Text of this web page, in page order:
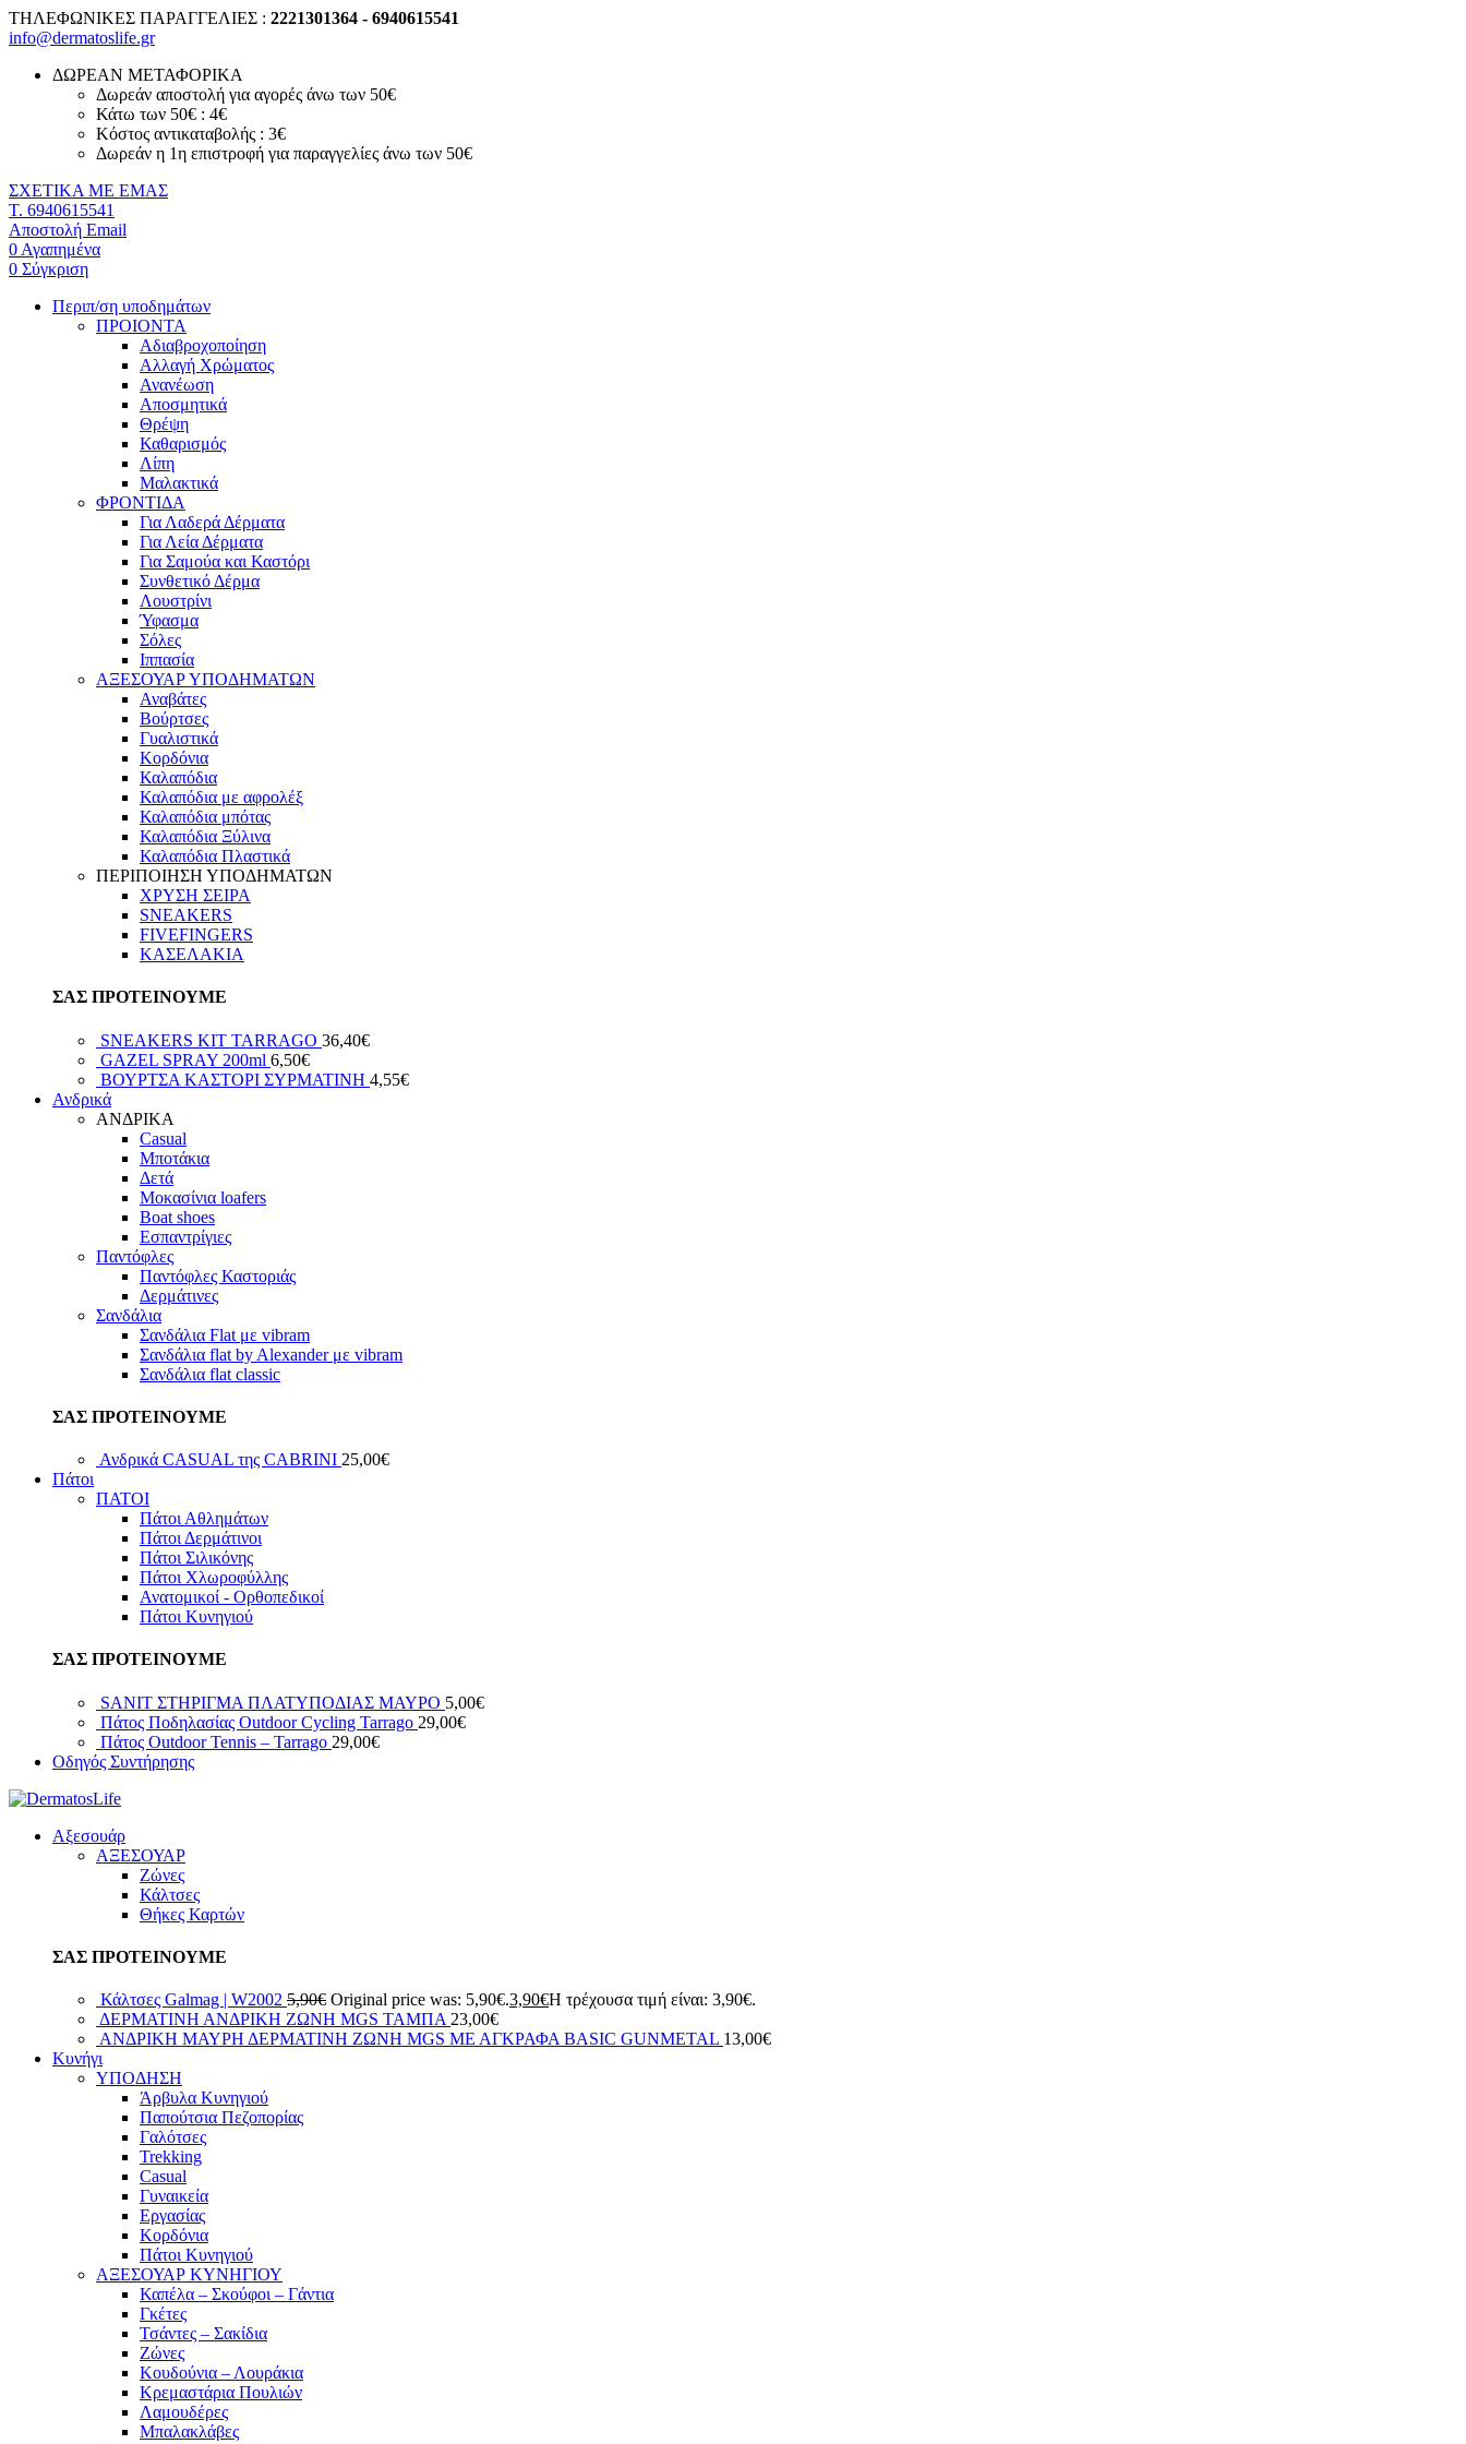
ΤΗΛΕΦΩΝΙΚΕΣ ΠΑΡΑΓΓΕΛΙΕΣ : 2221301364 - 6940615541
info@dermatoslife.gr
ΔΩΡΕΑΝ ΜΕΤΑΦΟΡΙΚΑ
Δωρεάν αποστολή για αγορές άνω των 50€
Κάτω των 50€ : 4€
Κόστος αντικαταβολής : 3€
Δωρεάν η 1η επιστροφή για παραγγελίες άνω των 50€
ΣΧΕΤΙΚΑ ΜΕ ΕΜΑΣ
T. 6940615541
Αποστολή Email
0 Αγαπημένα
0 Σύγκριση
Περιπ/ση υποδημάτων
ΠΡΟΙΟΝΤΑ
Αδιαβροχοποίηση
Αλλαγή Χρώματος
Ανανέωση
Αποσμητικά
Θρέψη
Καθαρισμός
Λίπη
Μαλακτικά
ΦΡΟΝΤΙΔΑ
Για Λαδερά Δέρματα
Για Λεία Δέρματα
Για Σαμούα και Καστόρι
Συνθετικό Δέρμα
Λουστρίνι
Ύφασμα
Σόλες
Ιππασία
ΑΞΕΣΟΥΑΡ ΥΠΟΔΗΜΑΤΩΝ
Αναβάτες
Βούρτσες
Γυαλιστικά
Κορδόνια
Καλαπόδια
Καλαπόδια με αφρολέξ
Καλαπόδια μπότας
Καλαπόδια Ξύλινα
Καλαπόδια Πλαστικά
ΠΕΡΙΠΟΙΗΣΗ ΥΠΟΔΗΜΑΤΩΝ
ΧΡΥΣΗ ΣΕΙΡΑ
SNEAKERS
FIVEFINGERS
ΚΑΣΕΛΑΚΙΑ
ΣΑΣ ΠΡΟΤΕΙΝΟΥΜΕ
SNEAKERS KIT TARRAGO 36,40€
GAZEL SPRAY 200ml 6,50€
ΒΟΥΡΤΣΑ ΚΑΣΤΟΡΙ ΣΥΡΜΑΤΙΝΗ 4,55€
Ανδρικά
ΑΝΔΡΙΚΑ
Casual
Μποτάκια
Δετά
Μοκασίνια loafers
Boat shoes
Εσπαντρίγιες
Παντόφλες
Παντόφλες Καστοριάς
Δερμάτινες
Σανδάλια
Σανδάλια Flat με vibram
Σανδάλια flat by Alexander με vibram
Σανδάλια flat classic
ΣΑΣ ΠΡΟΤΕΙΝΟΥΜΕ
Ανδρικά CASUAL της CABRINI 25,00€
Πάτοι
ΠΑΤΟΙ
Πάτοι Αθλημάτων
Πάτοι Δερμάτινοι
Πάτοι Σιλικόνης
Πάτοι Χλωροφύλλης
Ανατομικοί - Ορθοπεδικοί
Πάτοι Κυνηγιού
ΣΑΣ ΠΡΟΤΕΙΝΟΥΜΕ
SANIT ΣΤΗΡΙΓΜΑ ΠΛΑΤΥΠΟΔΙΑΣ ΜΑΥΡΟ 5,00€
Πάτος Ποδηλασίας Outdoor Cycling Tarrago 29,00€
Πάτος Outdoor Tennis – Tarrago 29,00€
Οδηγός Συντήρησης
Αξεσουάρ
ΑΞΕΣΟΥΑΡ
Ζώνες
Κάλτσες
Θήκες Καρτών
ΣΑΣ ΠΡΟΤΕΙΝΟΥΜΕ
Κάλτσες Galmag | W2002 5,90€ Original price was: 5,90€.3,90€Η τρέχουσα τιμή είναι: 3,90€.
ΔΕΡΜΑΤΙΝΗ ΑΝΔΡΙΚΗ ΖΩΝΗ MGS ΤΑΜΠΑ 23,00€
ΑΝΔΡΙΚΗ ΜΑΥΡΗ ΔΕΡΜΑΤΙΝΗ ΖΩΝΗ MGS ΜΕ ΑΓΚΡΑΦΑ BASIC GUNMETAL 13,00€
Κυνήγι
ΥΠΟΔΗΣΗ
Άρβυλα Κυνηγιού
Παπούτσια Πεζοπορίας
Γαλότσες
Trekking
Casual
Γυναικεία
Εργασίας
Κορδόνια
Πάτοι Κυνηγιού
ΑΞΕΣΟΥΑΡ ΚΥΝΗΓΙΟΥ
Καπέλα – Σκούφοι – Γάντια
Γκέτες
Τσάντες – Σακίδια
Ζώνες
Κουδούνια – Λουράκια
Κρεμαστάρια Πουλιών
Λαμουδέρες
Μπαλακλάβες